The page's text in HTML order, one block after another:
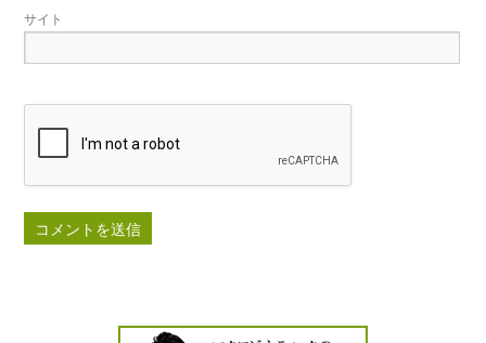
サイト